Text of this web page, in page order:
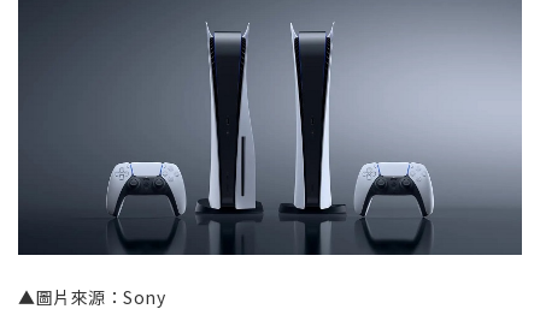
▲圖片來源：Sony